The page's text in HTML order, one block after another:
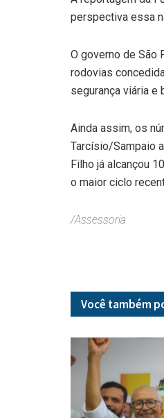
perspectiva essa
O governo de São
rodovias
segurança viária
Ainda assim, os
Tarcísio/Sampaio
Filho já alcançou
o maior ciclo
/Assessoria
Você também